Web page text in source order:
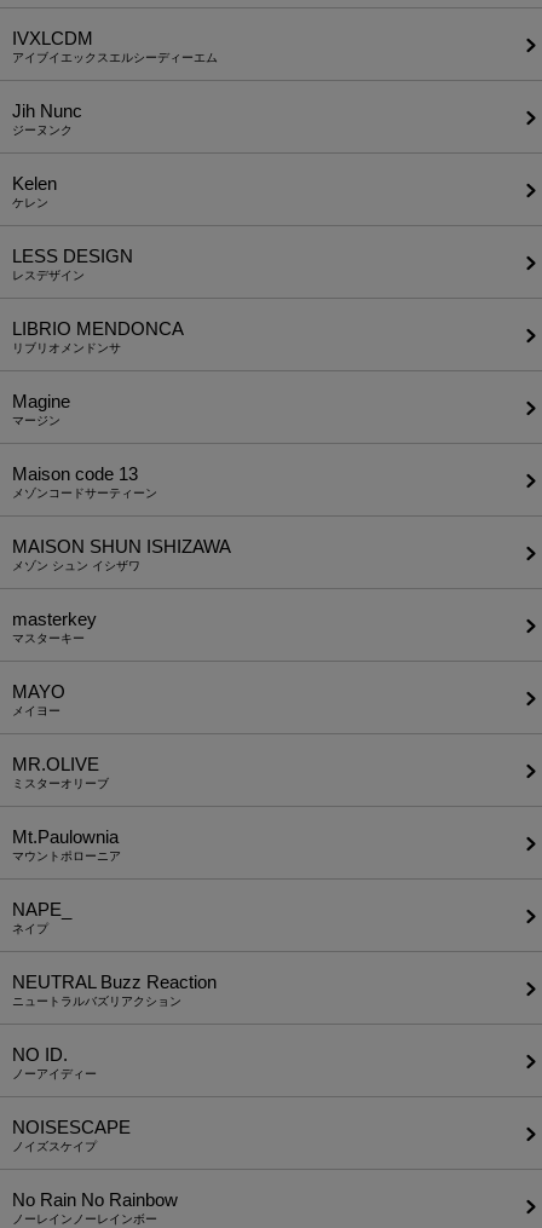
IVXLCDM
アイブイエックスエルシーディーエム
Jih Nunc
ジーヌンク
Kelen
ケレン
LESS DESIGN
レスデザイン
LIBRIO MENDONCA
リブリオメンドンサ
Magine
マージン
Maison code 13
メゾンコードサーティーン
MAISON SHUN ISHIZAWA
メゾン シュン イシザワ
masterkey
マスターキー
MAYO
メイヨー
MR.OLIVE
ミスターオリーブ
Mt.Paulownia
マウントポローニア
NAPE_
ネイプ
NEUTRAL Buzz Reaction
ニュートラルバズリアクション
NO ID.
ノーアイディー
NOISESCAPE
ノイズスケイプ
No Rain No Rainbow
ノーレインノーレインボー